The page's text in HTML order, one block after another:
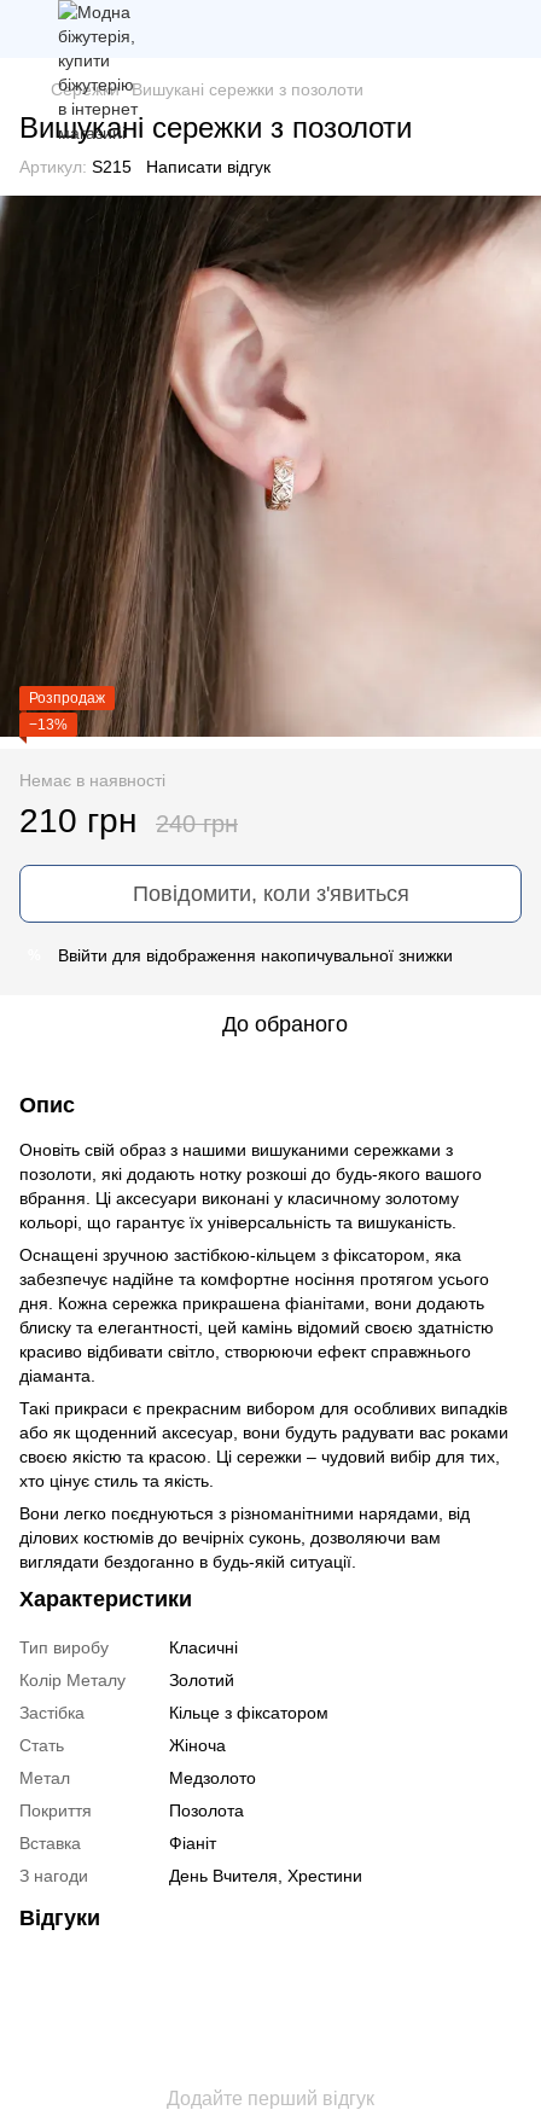
Сережки Вишукані сережки з позолоти
Вишукані сережки з позолоти
Артикул: S215 Написати відгук
Розпродаж
−13%
Немає в наявності
210 грн 240 грн
Повідомити, коли з'явиться
Ввійти для відображення накопичувальної знижки
До обраного
Опис
Оновіть свій образ з нашими вишуканими сережками з
позолоти, які додають нотку розкоші до будь-якого вашого
вбрання. Ці аксесуари виконані у класичному золотому
кольорі, що гарантує їх універсальність та вишуканість.
Оснащені зручною застібкою-кільцем з фіксатором, яка
забезпечує надійне та комфортне носіння протягом усього
дня. Кожна сережка прикрашена фіанітами, вони додають
блиску та елегантності, цей камінь відомий своєю здатністю
красиво відбивати світло, створюючи ефект справжнього
діаманта.
Такі прикраси є прекрасним вибором для особливих випадків
або як щоденний аксесуар, вони будуть радувати вас роками
своєю якістю та красою. Ці сережки – чудовий вибір для тих,
хто цінує стиль та якість.
Вони легко поєднуються з різноманітними нарядами, від
ділових костюмів до вечірніх суконь, дозволяючи вам
виглядати бездоганно в будь-якій ситуації.
Характеристики
Тип виробу
Класичні
Колір Металу
Золотий
Застібка
Кільце з фіксатором
Стать
Жіноча
Метал
Медзолото
Покриття
Позолота
Вставка
Фіаніт
З нагоди
День Вчителя, Хрестини
Відгуки
Додайте перший відгук